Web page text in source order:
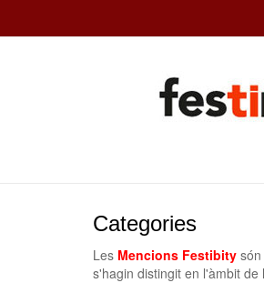
Categories
Les Mencions Festibity
s'hagin distingit en l'àmbit